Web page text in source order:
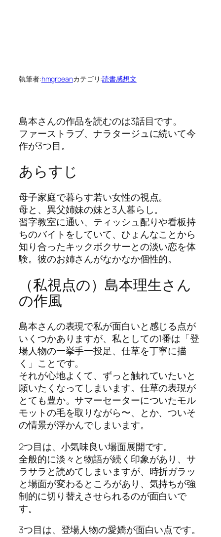
執筆者:hmgrbeanカテゴリ:読書感想文
島本さんの作品を読むのは3話目です。
ファーストラブ、ナラタージュに続いて今
作が3つ目。
あらすじ
母子家庭で暮らす若い女性の視点。
母と、異父姉妹の妹と3人暮らし。
習字教室に通い、ティッシュ配りや看板持
ちのバイトをしていて、ひょんなことから
知り合ったキックボクサーとの淡い恋を体
験。彼のお姉さんがなかなか個性的。
（私視点の）島本理生さん
の作風
島本さんの表現で私が面白いと感じる点が
いくつかありますが、私としての1番は「登
場人物の一挙手一投足、仕草を丁寧に描
く」ことです。
それが心地よくて、ずっと触れていたいと
願いたくなってしまいます。仕草の表現が
とても豊か。サマーセーターについたモル
モットの毛を取りながら〜、とか、ついそ
の情景が浮かんでしまいます。
2つ目は、小気味良い場面展開です。
全般的に淡々と物語が続く印象があり、サ
ラサラと読めてしまいますが、時折ガラッ
と場面が変わるところがあり、気持ちが強
制的に切り替えさせられるのが面白いで
す。
3つ目は、登場人物の愛嬌が面白い点です。